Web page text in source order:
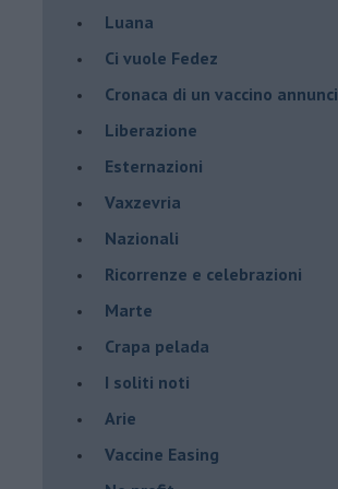
Luana
​Ci vuole Fedez
​Cronaca di un vaccino
​Liberazione
Esternazioni
Vaxzevria
Nazionali
​Ricorrenze e celebrazioni
Marte
​Crapa pelada
​I soliti noti
Arie
​Vaccine Easing